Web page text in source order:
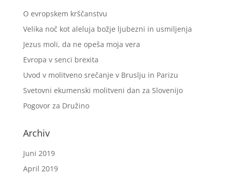
O evropskem krščanstvu
Velika noč kot aleluja božje ljubezni in usmiljenja
Jezus moli, da ne opeša moja vera
Evropa v senci brexita
Uvod v molitveno srečanje v Bruslju in Parizu
Svetovni ekumenski molitveni dan za Slovenijo
Pogovor za Družino
Archiv
Juni 2019
April 2019